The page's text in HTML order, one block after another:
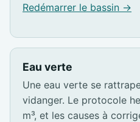
Redémarrer le bassin →
Eau verte
Une eau verte se
vidanger. Le protocole
m³, et les causes à